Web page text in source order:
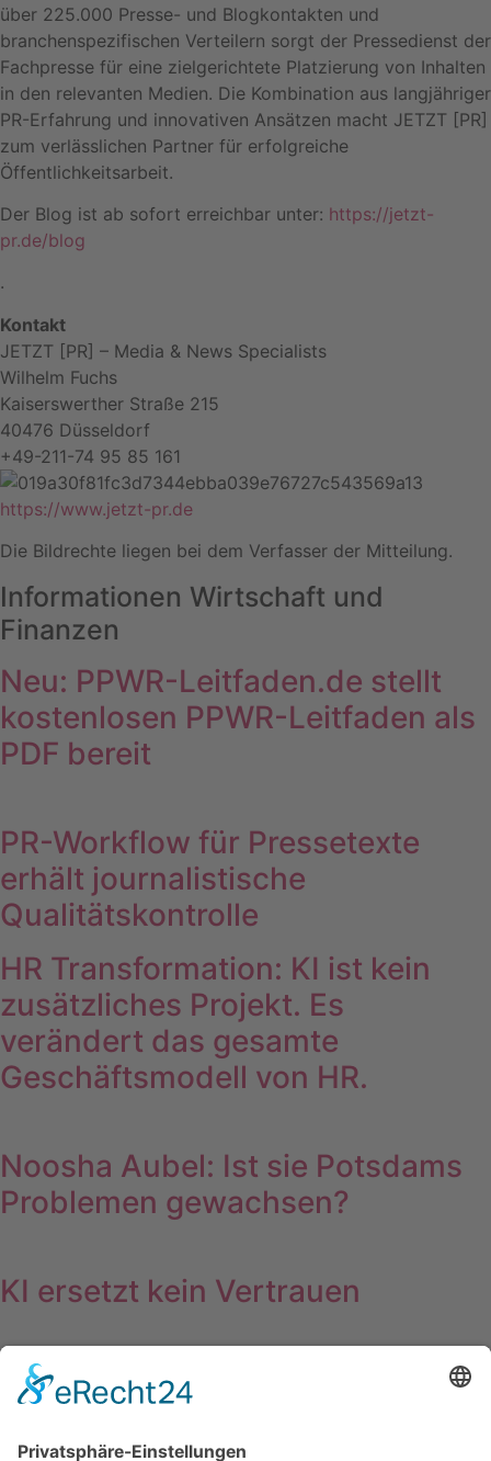
über 225.000 Presse- und Blogkontakten und
branchenspezifischen Verteilern sorgt der Pressedienst der
Fachpresse für eine zielgerichtete Platzierung von Inhalten
in den relevanten Medien. Die Kombination aus langjähriger
PR-Erfahrung und innovativen Ansätzen macht JETZT [PR]
zum verlässlichen Partner für erfolgreiche
Öffentlichkeitsarbeit.
Der Blog ist ab sofort erreichbar unter: https://jetzt-
pr.de/blog
.
Kontakt
JETZT [PR] – Media & News Specialists
Wilhelm Fuchs
Kaiserswerther Straße 215
40476 Düsseldorf
+49-211-74 95 85 161
https://www.jetzt-pr.de
Die Bildrechte liegen bei dem Verfasser der Mitteilung.
Informationen Wirtschaft und
Finanzen
Neu: PPWR-Leitfaden.de stellt
kostenlosen PPWR-Leitfaden als
PDF bereit
PR-Workflow für Pressetexte
erhält journalistische
Qualitätskontrolle
HR Transformation: KI ist kein
zusätzliches Projekt. Es
verändert das gesamte
Geschäftsmodell von HR.
Noosha Aubel: Ist sie Potsdams
Problemen gewachsen?
KI ersetzt kein Vertrauen
Kontakte schlagen Reichweite